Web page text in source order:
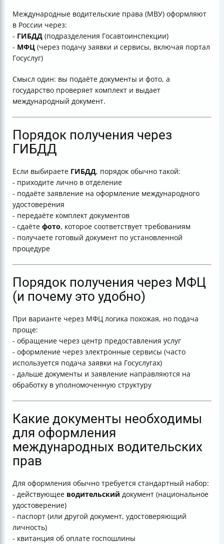
Международные водительские права (МВУ) оформляют
в России через:
- ГИБДД (подразделения Госавтоинспекции)
- МФЦ (через подачу заявки и сервисы, включая портал
Госуслуг)
Смысл один: вы подаёте документы и фото, а
государство проверяет комплект и выдает
международный документ.
Порядок получения через
ГИБДД
Если выбираете ГИБДД, порядок обычно такой:
- приходите лично в отделение
- подаёте заявление на оформление международного
удостоверения
- передаёте комплект документов
- сдаёте фото, которое соответствует требованиям
- получаете готовый документ по установленной
процедуре
Порядок получения через МФЦ
(и почему это удобно)
При варианте через МФЦ логика похожая, но подача
проще:
- обращение через центр предоставления услуг
- оформление через электронные сервисы (часто
используется подача заявки на Госуслугах)
- дальше документы и заявление направляются на
обработку в уполномоченную структуру
Какие документы необходимы
для оформления
международных водительских
прав
Для оформления обычно требуется стандартный набор:
- действующее водительский документ (национальное
удостоверение)
- паспорт (или другой документ, удостоверяющий
личность)
- квитанция об оплате госпошлины